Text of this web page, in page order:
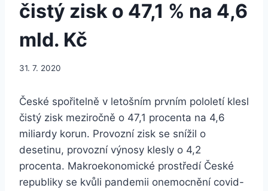
čistý zisk o 47,1 % na 4,6
mld. Kč
31. 7. 2020
České spořitelně v letošním prvním pololetí klesl
čistý zisk meziročně o 47,1 procenta na 4,6
miliardy korun. Provozní zisk se snížil o
desetinu, provozní výnosy klesly o 4,2
procenta. Makroekonomické prostředí České
republiky se kvůli pandemii onemocnění covid-